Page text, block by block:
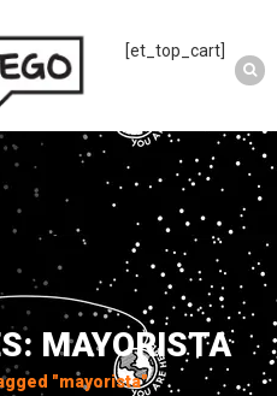
[et_top_cart]
MAYORISTA
"mayorista"